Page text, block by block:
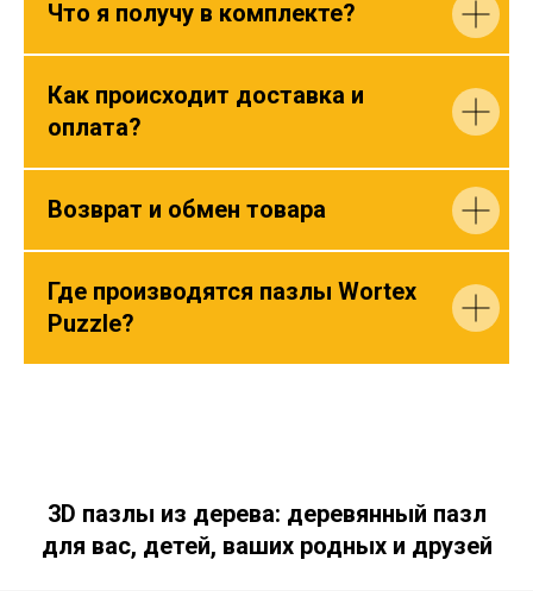
Что я получу в комплекте?
Как происходит доставка и
оплата?
Возврат и обмен товара
Где производятся пазлы Wortex
Puzzle?
3D пазлы из дерева: деревянный пазл
для вас, детей, ваших родных и друзей